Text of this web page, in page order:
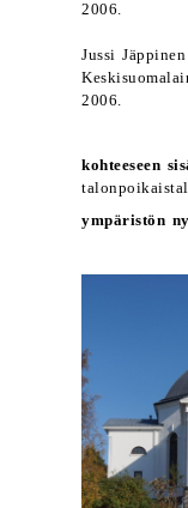
2006.
Jussi
2006.
kohteeseen
ympäristön